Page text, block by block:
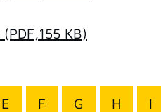
(PDF,155 KB)
E F G H I